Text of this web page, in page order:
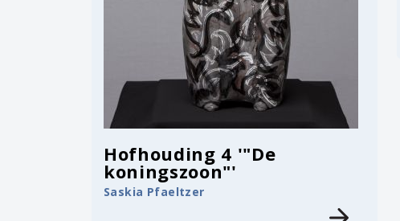
Hofhouding 4 '"De
koningszoon"'
Saskia Pfaeltzer